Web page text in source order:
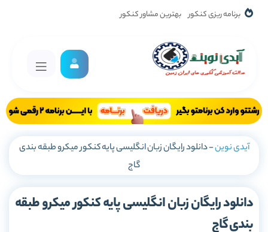
برنامه ریزی کنکور بهترین مشاور کنکور
آیدی نوین-دانلود رایگان زبان انگلیسی پایه کنکور میکرو طبقه بندی
گاج
دانلود رایگان زبان انگلیسی پایه کنکور میکرو طبقه
بندی گاج